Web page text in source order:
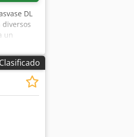
DL
un
De
una
los
bomba
Clasificado